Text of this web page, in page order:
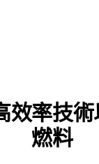
效率技
燃料